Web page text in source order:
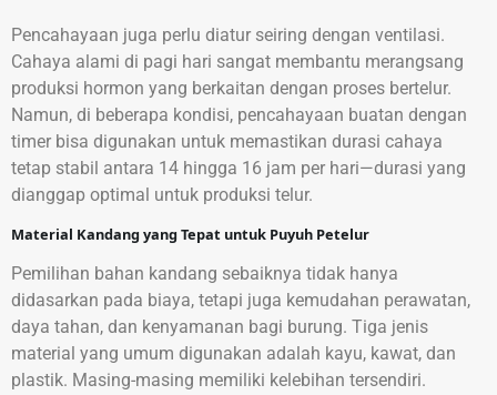
Pencahayaan juga perlu diatur seiring dengan ventilasi.
Cahaya alami di pagi hari sangat membantu merangsang
produksi hormon yang berkaitan dengan proses bertelur.
Namun, di beberapa kondisi, pencahayaan buatan dengan
timer bisa digunakan untuk memastikan durasi cahaya
tetap stabil antara 14 hingga 16 jam per hari—durasi yang
dianggap optimal untuk produksi telur.
Material Kandang yang Tepat untuk Puyuh Petelur
Pemilihan bahan kandang sebaiknya tidak hanya
didasarkan pada biaya, tetapi juga kemudahan perawatan,
daya tahan, dan kenyamanan bagi burung. Tiga jenis
material yang umum digunakan adalah kayu, kawat, dan
plastik. Masing-masing memiliki kelebihan tersendiri.